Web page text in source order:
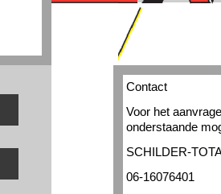
Contact
Voor het
onderstaande
SCHILDER-
06-16076401